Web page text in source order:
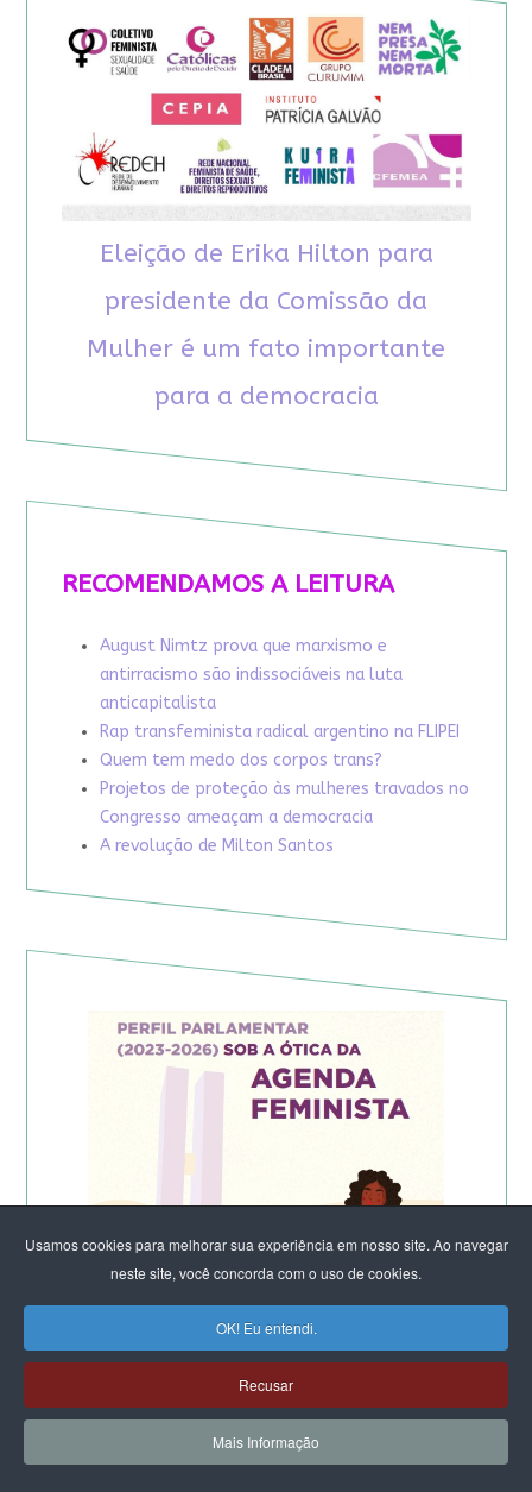
Usamos cookies para melhorar sua experiência em nosso site. Ao navegar
neste site, você concorda com o uso de cookies.
OK! Eu entendi.
Recusar
Mais Informação
Eleição de Erika Hilton para
presidente da Comissão da
Mulher é um fato importante
para a democracia
RECOMENDAMOS A LEITURA
August Nimtz prova que marxismo e
antirracismo são indissociáveis na luta
anticapitalista
Rap transfeminista radical argentino na FLIPEI
Quem tem medo dos corpos trans?
Projetos de proteção às mulheres travados no
Congresso ameaçam a democracia
A revolução de Milton Santos